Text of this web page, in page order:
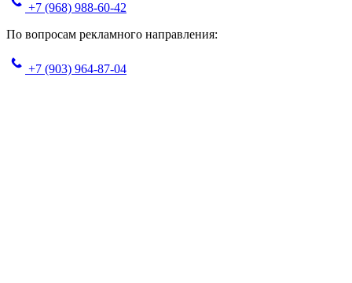
+7 (968) 988-60-42
По вопросам рекламного направления:
+7 (903) 964-87-04